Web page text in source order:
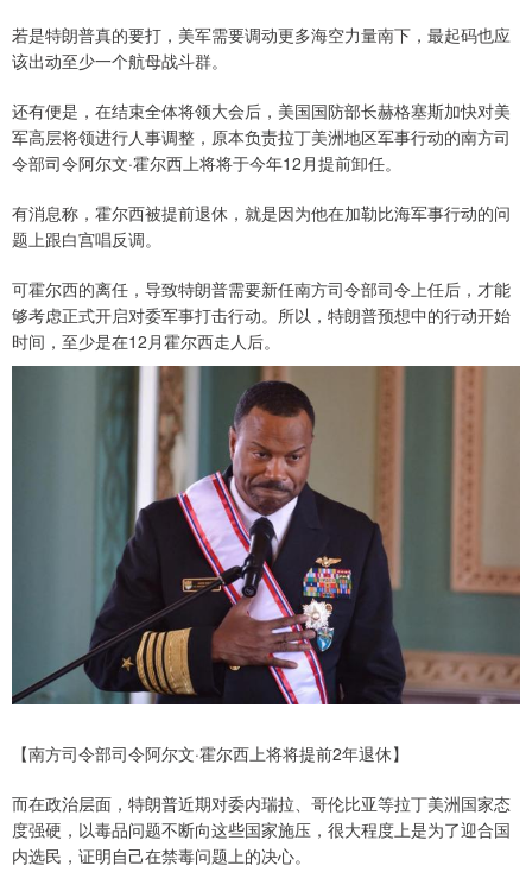
若是特朗普真的要打，美军需要调动更多海空力量南下，最起码也应
该出动至少一个航母战斗群。
还有便是，在结束全体将领大会后，美国国防部长赫格塞斯加快对美
军高层将领进行人事调整，原本负责拉丁美洲地区军事行动的南方司
令部司令阿尔文·霍尔西上将将于今年12月提前卸任。
有消息称，霍尔西被提前退休，就是因为他在加勒比海军事行动的问
题上跟白宫唱反调。
可霍尔西的离任，导致特朗普需要新任南方司令部司令上任后，才能
够考虑正式开启对委军事打击行动。所以，特朗普预想中的行动开始
时间，至少是在12月霍尔西走人后。
【南方司令部司令阿尔文·霍尔西上将将提前2年退休】
而在政治层面，特朗普近期对委内瑞拉、哥伦比亚等拉丁美洲国家态
度强硬，以毒品问题不断向这些国家施压，很大程度上是为了迎合国
内选民，证明自己在禁毒问题上的决心。